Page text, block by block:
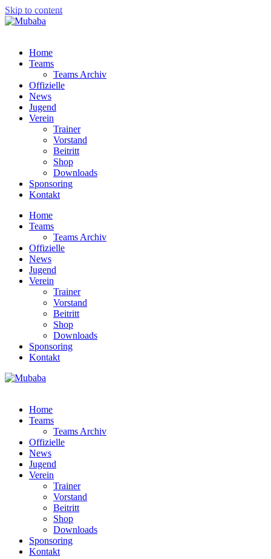
Skip to content
Home
Teams
Teams Archiv
Offizielle
News
Jugend
Verein
Trainer
Vorstand
Beitritt
Shop
Downloads
Sponsoring
Kontakt
Home
Teams
Teams Archiv
Offizielle
News
Jugend
Verein
Trainer
Vorstand
Beitritt
Shop
Downloads
Sponsoring
Kontakt
Home
Teams
Teams Archiv
Offizielle
News
Jugend
Verein
Trainer
Vorstand
Beitritt
Shop
Downloads
Sponsoring
Kontakt